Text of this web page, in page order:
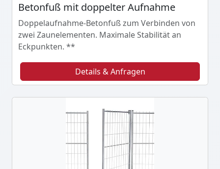
Betonfuß mit doppelter Aufnahme
Doppelaufnahme-Betonfuß zum Verbinden von
zwei Zaunelementen. Maximale Stabilität an
Eckpunkten. **
Details & Anfragen